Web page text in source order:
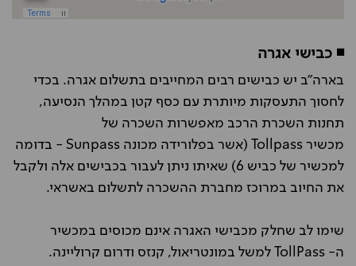
◾ כבישי אגרה
בארה"ב יש כבישים רבים המחייבים בתשלום אגרה. בכדי
לחסוך התעסקות מיותרת עם כסף קטן במהלך הנסיעה,
תחנות השכרת הרכב מאפשרות השכרה של
מכשיר Tollpass (אשר בפלורידה מכונה Sunpass - בדומה
למכשיר של כביש 6) שאיתו ניתן לעבור בכבישים אלה ולקבל
את החיוב במרוכז מחברת ההשכרה לתשלום באשראי.
שימו לב שחלק מכבישי האגרה אינם מכוסים במכשיר
ה- TollPass למשל במונטריאול, קנזס ודרום קרוליינה.